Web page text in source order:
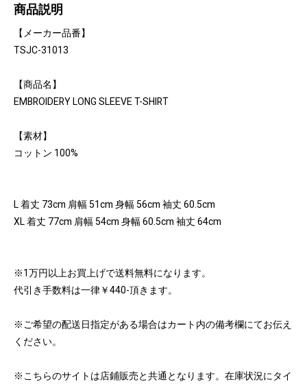
商品説明
【メーカー品番】
TSJC-31013
【商品名】
EMBROIDERY LONG SLEEVE T-SHIRT
【素材】
コットン 100%
L 着丈 73cm 肩幅 51cm 身幅 56cm 袖丈 60.5cm
XL 着丈 77cm 肩幅 54cm 身幅 60.5cm 袖丈 64cm
※1万円以上お買上げで送料無料になります。
代引き手数料は一律￥440-頂きます。
※ご希望の配送日指定がある場合はカート内の備考欄にてお伝え
ください。
※こちらのサイトは店鋪販売と共通となります。在庫状況にタイ